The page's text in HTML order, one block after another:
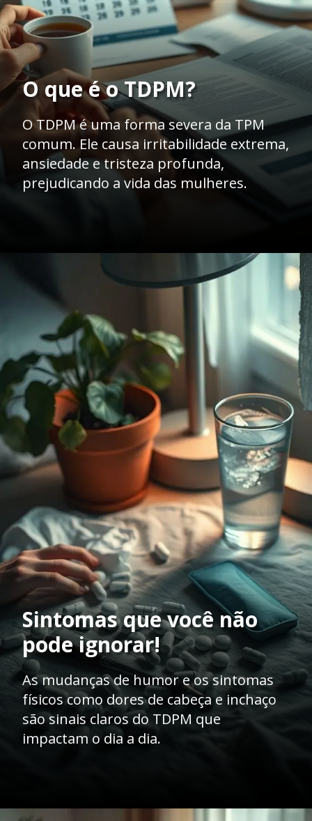
O que é o TDPM?
O TDPM é uma forma severa da TPM
comum. Ele causa irritabilidade extrema,
ansiedade e tristeza profunda,
prejudicando a vida das mulheres.
https://dreduardocristofoli.com.br/o-que-e-transtorno-disforico-pre-menstrual/
Sintomas que você não
pode ignorar!
As mudanças de humor e os sintomas
físicos como dores de cabeça e inchaço
são sinais claros do TDPM que
impactam o dia a dia.